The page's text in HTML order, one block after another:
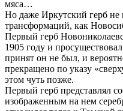
мяса…
Но даже Иркутский герб не
трансформаций, как
Первый герб
1905 году и
принят он не был, и
прекращено по указу
этом чуть позже.
Первый герб представлял
изображенным на нем